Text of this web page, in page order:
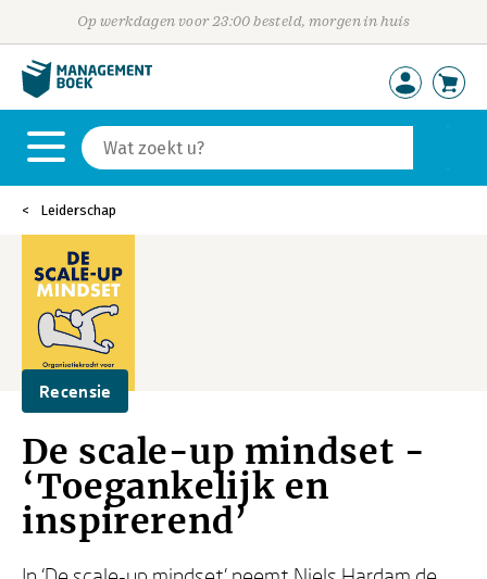
Op werkdagen voor 23:00 besteld, morgen in huis
Leiderschap
Recensie
De scale-up mindset -
‘Toegankelijk en
inspirerend’